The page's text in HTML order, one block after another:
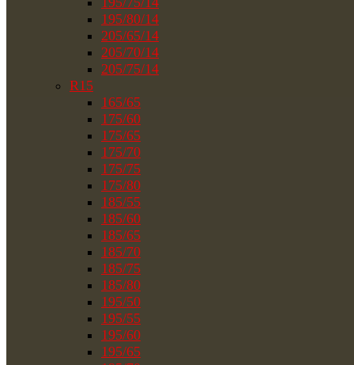
195/80/14
205/65/14
205/70/14
205/75/14
R15
165/65
175/60
175/65
175/70
175/75
175/80
185/55
185/60
185/65
185/70
185/75
185/80
195/50
195/55
195/60
195/65